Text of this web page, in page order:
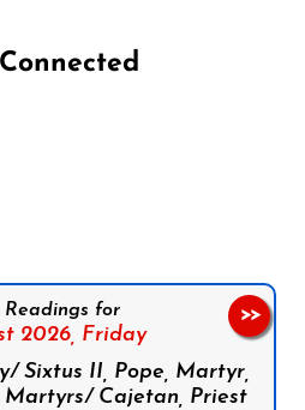
Readings for
2026, Friday
Sixtus II, Pope, Martyr,
Martyrs/ Cajetan, Priest
>>